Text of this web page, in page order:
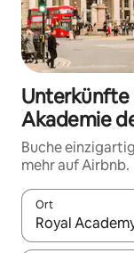
Unterkünfte
Akademie
Buche
mehr auf Airbnb.
Ort
Wenn